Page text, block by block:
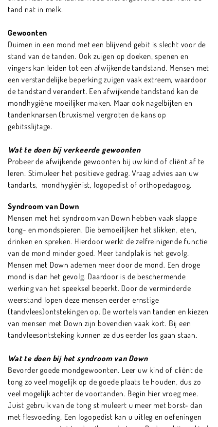
tand nat in melk.
Gewoonten
Duimen in een mond met een blijvend gebit is slecht voor de
stand van de tanden. Ook zuigen op doeken, spenen en
vingers kan leiden tot een afwijkende tandstand. Mensen met
een verstandelijke beperking zuigen vaak extreem, waardoor
de tandstand verandert. Een afwijkende tandstand kan de
mondhygiëne moeilijker maken. Maar ook nagelbijten en
tandenknarsen (bruxisme) vergroten de kans op
gebitsslijtage.
Wat te doen bij verkeerde gewoonten
Probeer de afwijkende gewoonten bij uw kind of cliënt af te
leren. Stimuleer het positieve gedrag. Vraag advies aan uw
tandarts, mondhygiënist, logopedist of orthopedagoog.
Syndroom van Down
Mensen met het syndroom van Down hebben vaak slappe
tong- en mondspieren. Die bemoeilijken het slikken, eten,
drinken en spreken. Hierdoor werkt de zelfreinigende functie
van de mond minder goed. Meer tandplak is het gevolg.
Mensen met Down ademen meer door de mond. Een droge
mond is dan het gevolg. Daardoor is de beschermende
werking van het speeksel beperkt. Door de verminderde
weerstand lopen deze mensen eerder ernstige
(tandvlees)ontstekingen op. De wortels van tanden en kiezen
van mensen met Down zijn bovendien vaak kort. Bij een
tandvleesontsteking kunnen ze dus eerder los gaan staan.
Wat te doen bij het syndroom van Down
Bevorder goede mondgewoonten. Leer uw kind of cliënt de
tong zo veel mogelijk op de goede plaats te houden, dus zo
veel mogelijk achter de voortanden. Begin hier vroeg mee.
Juist gebruik van de tong stimuleert u meer met borst- dan
met flesvoeding. Een logopedist kan u uitleg en oefeningen